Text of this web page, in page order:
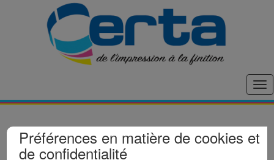
Préférences en matière de cookies et
de confidentialité